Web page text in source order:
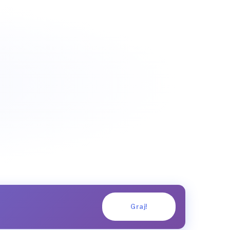
Graj!